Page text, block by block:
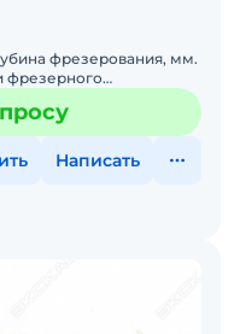
фрезерования, мм.
фрезерного
круга, мм.
Написать